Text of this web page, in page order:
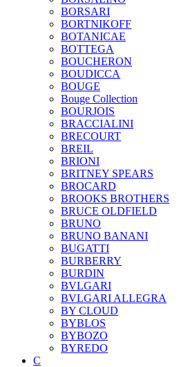
BORSARI
BORTNIKOFF
BOTANICAE
BOTTEGA
BOUCHERON
BOUDICCA
BOUGE
Bouge Collection
BOURJOIS
BRACCIALINI
BRECOURT
BREIL
BRIONI
BRITNEY SPEARS
BROCARD
BROOKS BROTHERS
BRUCE OLDFIELD
BRUNO
BRUNO BANANI
BUGATTI
BURBERRY
BURDIN
BVLGARI
BVLGARI ALLEGRA
BY CLOUD
BYBLOS
BYBOZO
BYREDO
C